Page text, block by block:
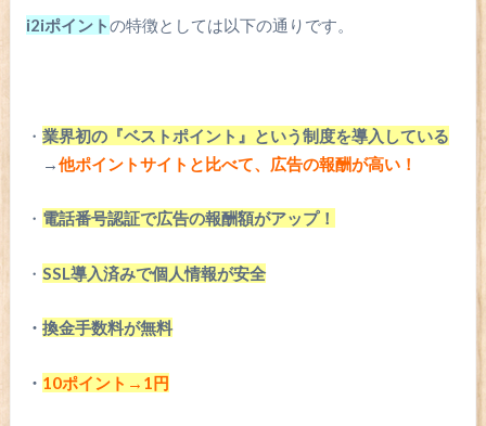
i2iポイントの特徴としては以下の通りです。
・ 業界初の『ベストポイント』という制度を導入している
→他ポイントサイトと比べて、広告の報酬が高い！
・ 電話番号認証で広告の報酬額がアップ！
・ SSL導入済みで個人情報が安全
・ 換金手数料が無料
・ 10ポイント→1円